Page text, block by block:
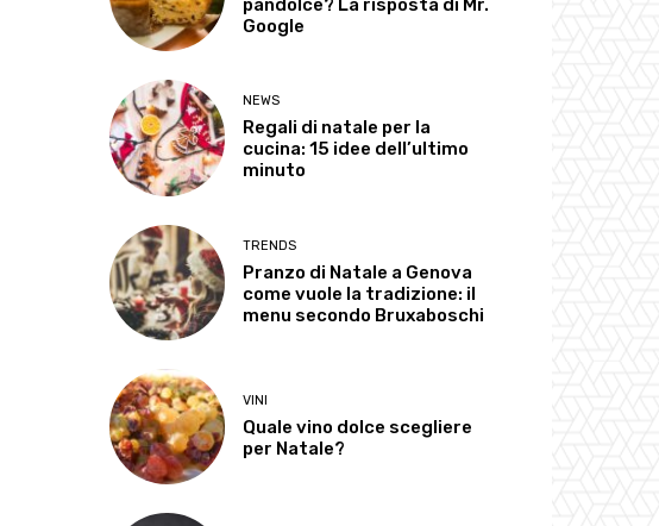
pandolce? La risposta di Mr.
Google
NEWS
Regali di natale per la
cucina: 15 idee dell’ultimo
minuto
TRENDS
Pranzo di Natale a Genova
come vuole la tradizione: il
menu secondo Bruxaboschi
VINI
Quale vino dolce scegliere
per Natale?